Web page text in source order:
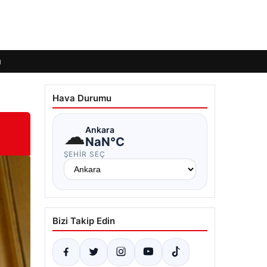
Hava Durumu
☁Ankara
NaN°C
ŞEHIR SEÇ
Bizi Takip Edin